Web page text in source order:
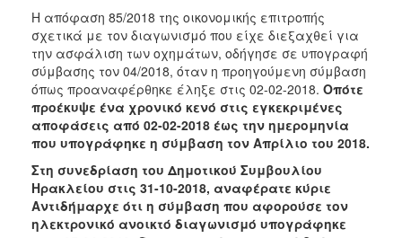
Η απόφαση 85/2018 της οικονομικής επιτροπής
σχετικά με τον διαγωνισμό που είχε διεξαχθεί για
την ασφάλιση των οχημάτων, οδήγησε σε υπογραφή
σύμβασης τον 04/2018, όταν η προηγούμενη σύμβαση
όπως προαναφέρθηκε έληξε στις 02-02-2018. Οπότε
προέκυψε ένα χρονικό κενό στις εγκεκριμένες
αποφάσεις από 02-02-2018 έως την ημερομηνία
που υπογράφηκε η σύμβαση τον Απρίλιο του 2018.
Στη συνεδρίαση του Δημοτικού Συμβουλίου
Ηρακλείου στις 31-10-2018, αναφέρατε κύριε
Αντιδήμαρχε ότι η σύμβαση που αφορούσε τον
ηλεκτρονικό ανοικτό διαγωνισμό υπογράφηκε